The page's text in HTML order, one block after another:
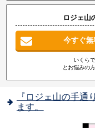
ロジェ山
今すぐ
いくら
とお悩みの
『ロジェ山の手通
ます。